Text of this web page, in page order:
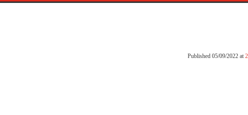
Published 05/09/2022at